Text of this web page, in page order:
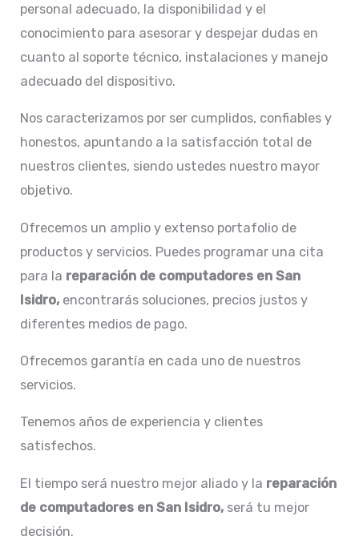
personal adecuado, la disponibilidad y el
conocimiento para asesorar y despejar dudas en
cuanto al soporte técnico, instalaciones y manejo
adecuado del dispositivo.
Nos caracterizamos por ser cumplidos, confiables y
honestos, apuntando a la satisfacción total de
nuestros clientes, siendo ustedes nuestro mayor
objetivo.
Ofrecemos un amplio y extenso portafolio de
productos y servicios. Puedes programar una cita
para la reparación de computadores en San
Isidro, encontrarás soluciones, precios justos y
diferentes medios de pago.
Ofrecemos garantía en cada uno de nuestros
servicios.
Tenemos años de experiencia y clientes
satisfechos.
El tiempo será nuestro mejor aliado y la reparación
de computadores en San Isidro, será tu mejor
decisión.